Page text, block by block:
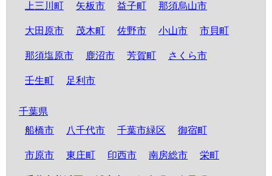
上三川町 矢板市 益子町 那須烏山市
大田原市 茂木町 佐野市 小山市 市貝町
那須塩原市 鹿沼市 芳賀町 さくら市
壬生町 足利市
千葉県
船橋市
八千代市 千葉市緑区 御宿町
市原市 東庄町 印西市 南房総市 栄町